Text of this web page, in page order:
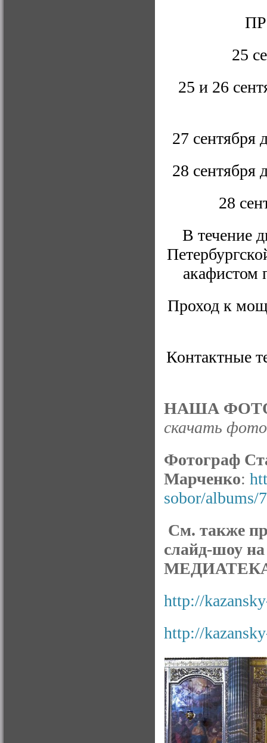
25
25 и 26
27 сентября
28 сентября
28
В течение
акафистом
Проход к
Контактные
НАША
скачать фото
Фотограф
Марченко:
sobor/albums/
См. также
слайд-шоу
http://
http://